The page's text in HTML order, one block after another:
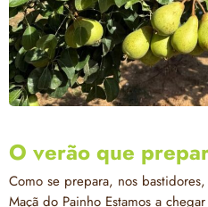
O verão que
Como se prepara, nos
Maçã do Painho Estamos a